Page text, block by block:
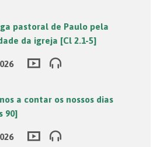
pastoral de Paulo pela
da igreja [Cl 2.1-5]
a contar os nossos dias
90]